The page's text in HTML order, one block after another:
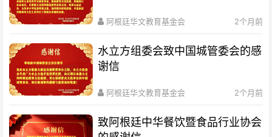
阿根廷华文教育基金会 2个月前
水立方组委会致中国城管委会的感
谢信
阿根廷华文教育基金会 2个月前
致阿根廷中华餐饮暨食品行业协会